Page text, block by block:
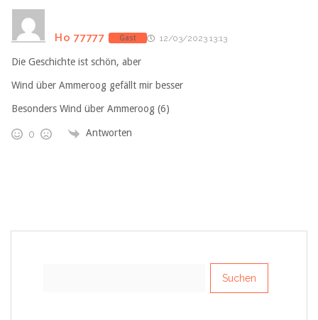
Ho 77777 Gast 12/03/2023 13:13
Die Geschichte ist schön, aber
Wind über Ammeroog gefällt mir besser
Besonders Wind über Ammeroog (6)
0 Antworten